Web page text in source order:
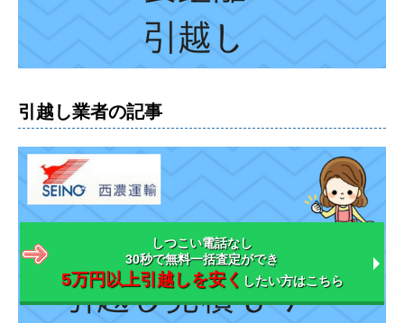
引越し業者の記事
しつこい電話なし
30秒で無料一括査定ができ
5万円以上引越しを安く したい方はこちら